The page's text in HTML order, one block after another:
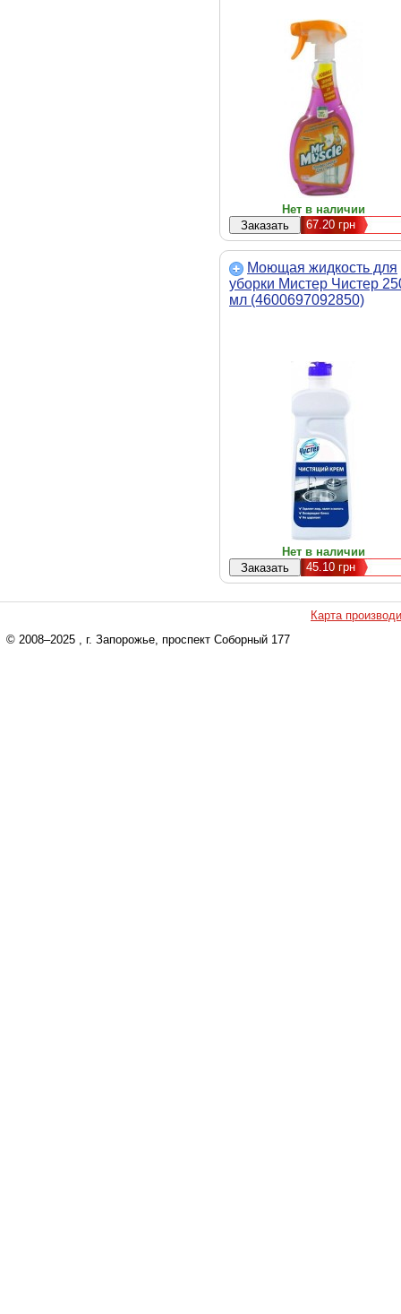
Нет в наличии
67.20 грн
Моющая жидкость для
уборки Мистер Чистер
мл (4600697092850)
Нет в наличии
45.10 грн
Карта
© 2008–2025 , г. Запорожье, проспект Соборный 177